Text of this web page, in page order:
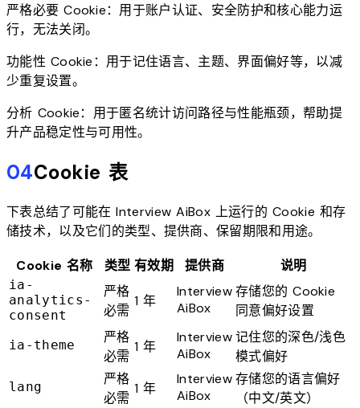
严格必要 Cookie：用于账户认证、安全防护和核心能力运
行，无法关闭。
功能性 Cookie：用于记住语言、主题、界面偏好等，以减
少重复设置。
分析 Cookie：用于匿名统计访问路径与性能瓶颈，帮助提
升产品稳定性与可用性。
04Cookie 表
下表总结了可能在 Interview AiBox 上运行的 Cookie 和存
储技术，以及它们的类型、提供商、保留期限和用途。
Cookie 名称 类型 有效期 提供商 说明
ia-
analytics-
consent
严格
必需
1 年
Interview
AiBox
存储您的 Cookie
同意偏好设置
ia-theme
严格
必需
1 年
Interview
AiBox
记住您的深色/浅色
模式偏好
lang
严格
必需
1 年
Interview
AiBox
存储您的语言偏好
（中文/英文）